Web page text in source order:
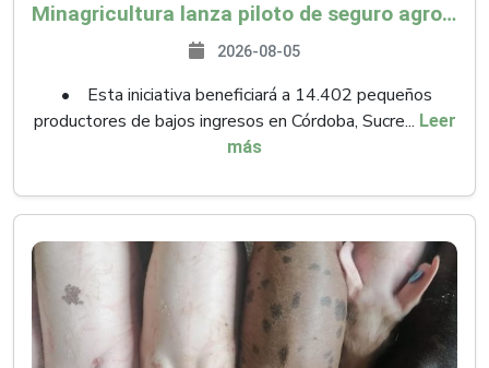
Minagricultura lanza piloto de seguro agropecuario por $9.625 millones para proteger a más de 14.000 pequeños productores contra riesgos del Fenómeno de El Niño
2026-08-05
• Esta iniciativa beneficiará a 14.402 pequeños
productores de bajos ingresos en Córdoba, Sucre... Leer
más